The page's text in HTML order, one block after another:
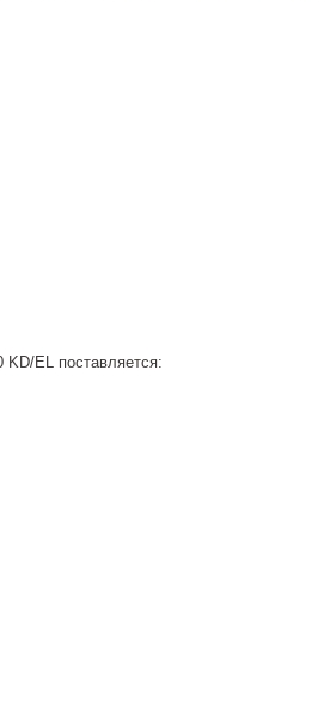
KD/EL поставляется: